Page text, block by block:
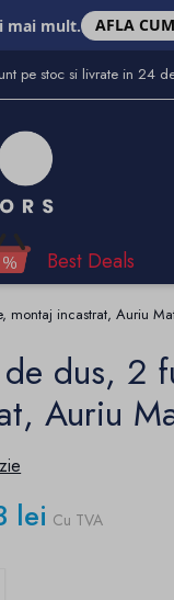
mai mult. AFLA CUM
pe stoc si livrate in 24
Best Deals
montaj incastrat, Auriu
dus, 2
Auriu
lei Cu TVA